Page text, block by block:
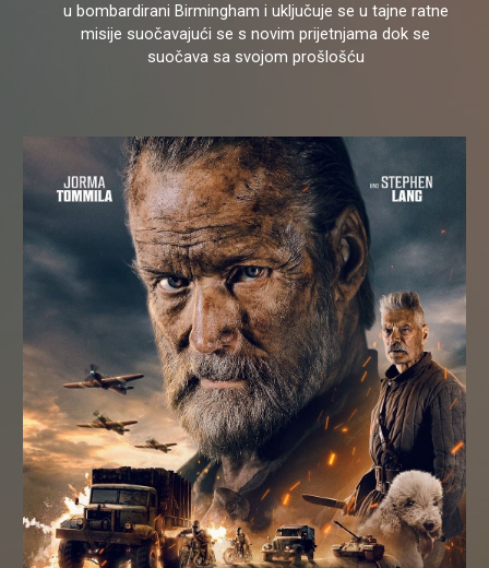
u bombardirani Birmingham i uključuje se u tajne ratne
misije suočavajući se s novim prijetnjama dok se
suočava sa svojom prošlošću